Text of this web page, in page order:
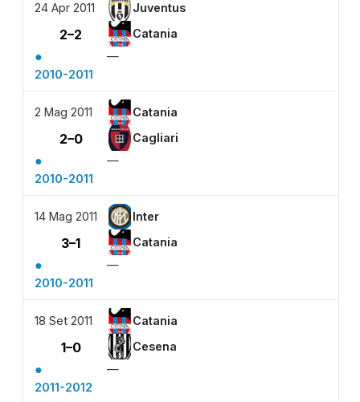
24 Apr 2011 Juventus
2–2 Catania
●
—
2010-2011
2 Mag 2011 Catania
2–0 Cagliari
●
—
2010-2011
14 Mag 2011 Inter
3–1 Catania
●
—
2010-2011
18 Set 2011 Catania
1–0 Cesena
●
—
2011-2012